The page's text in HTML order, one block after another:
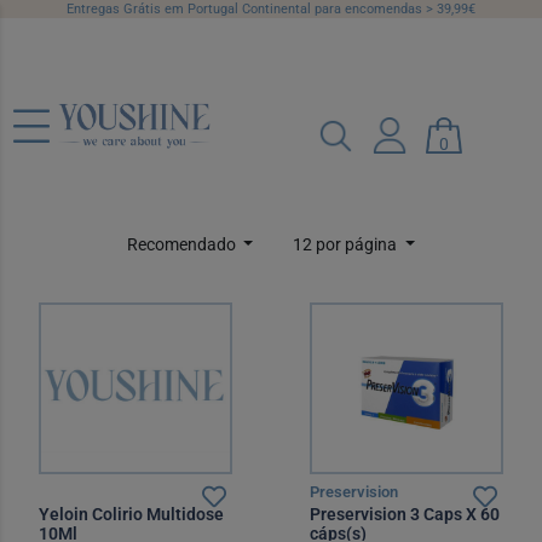
Entregas Grátis em Portugal Continental para encomendas > 39,99€
0
Desconforto Ocular
Recomendado 12 por página
Yeloin Colirio Multidose
10Ml
Preservision
Preservision 3 Caps X 60
cáps(s)